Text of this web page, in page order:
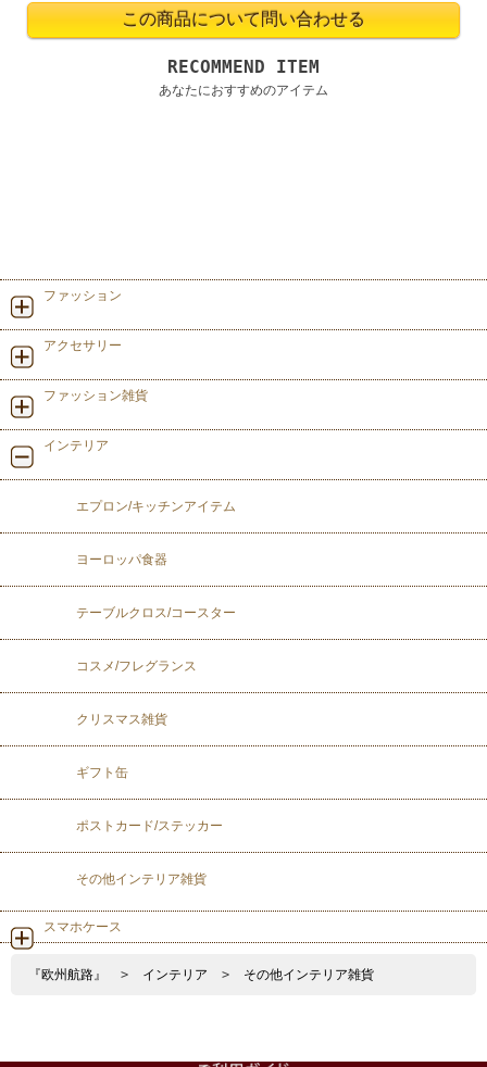
RECOMMEND ITEM
あなたにおすすめのアイテム
ファッション
アクセサリー
ファッション雑貨
インテリア
エプロン/キッチンアイテム
ヨーロッパ食器
テーブルクロス/コースター
コスメ/フレグランス
クリスマス雑貨
ギフト缶
ポストカード/ステッカー
その他インテリア雑貨
スマホケース
『欧州航路』 > インテリア > その他インテリア雑貨